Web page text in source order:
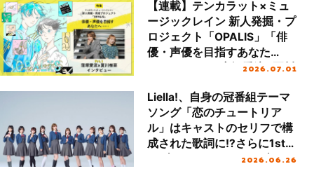
【連載】テンカラット×ミュ
ージックレイン 新人発掘・プ
ロジェクト「OPALIS」「俳
優・声優を目指すあなた
へ……」 Part.I 窪塚愛流×夏川
2026.07.01
Liella!、自身の冠番組テーマ
ソング「恋のチュートリア
ル」はキャストのセリフで構
成された歌詞に!?さらに1stラ
イブツアーと2ndライブを再
2026.06.26